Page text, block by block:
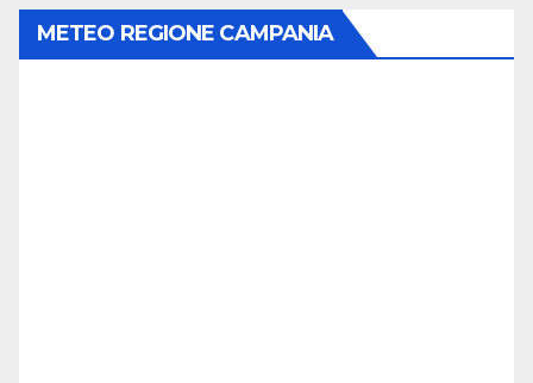
METEO REGIONE CAMPANIA